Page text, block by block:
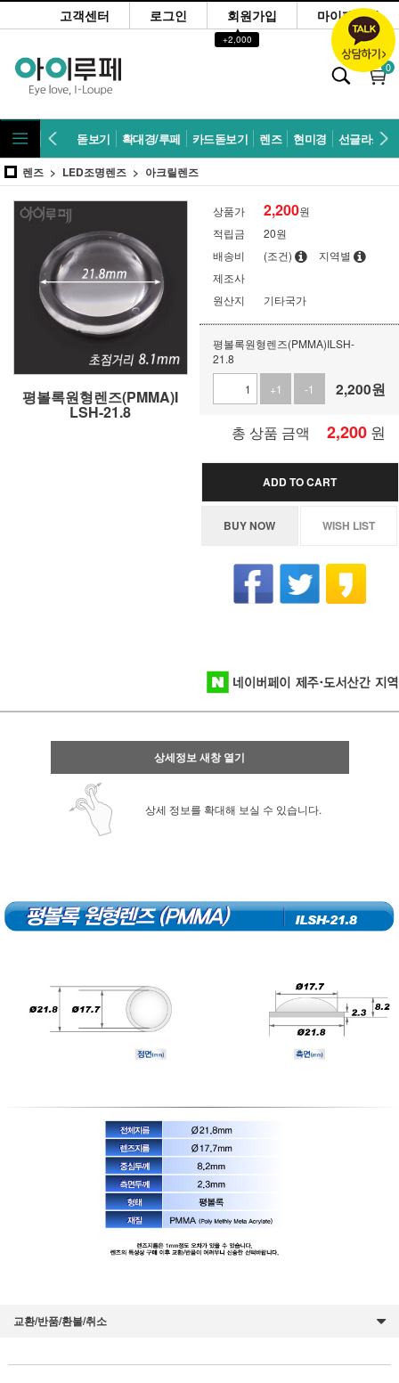
고객센터 로그인 회원가입
▲
+2,000
마이페이지
0
돋보기 확대경/루페 카드돋보기 렌즈 현미경 선글라스
렌즈 LED조명렌즈 아크릴렌즈
평볼록원형렌즈(PMMA)I
LSH-21.8
상품가 2,200원
적립금
20원
배송비
(조건)
지역별
제조사
원산지
기타국가
평볼록원형렌즈(PMMA)ILSH-
21.8
+1
-1 2,200원
총 상품 금액 2,200 원
ADD TO CART
BUY NOW WISH LIST
상세정보 새창 열기
상세 정보를 확대해 보실 수 있습니다.
교환/반품/환불/취소